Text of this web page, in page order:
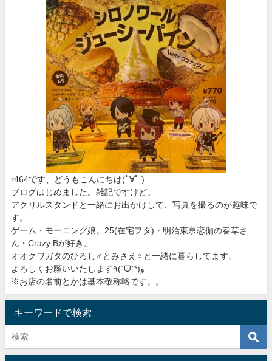
r464です、どうもこんにちは(ﾟ∀ﾟ )
ブログはじめました。雑記ですけど。
アクリルスタンドと一緒にお出かけして、写真を撮るのが趣味で
す。
ゲーム・モーニング娘。25(在宅ヲタ)・明治東亰恋伽の春草さ
ん・Crazy:Bが好き。
オオクワガタのひろし♂とみさえ♀と一緒に暮らしてます。
よろしくお願いいたします٩(ˊᗜˋ*)و
※お店の名前とかは基本敬称略です。。
キーワードで検索